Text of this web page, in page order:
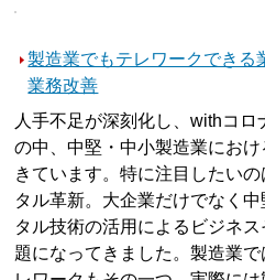
製造業でもテレワークできる
業務改善
人手不足が深刻化し、withコ
の中、中堅・中小製造業にお
きています。特に注目したい
タル革新。大企業だけでなく
タル技術の活用によるビジネ
題になってきました。製造業